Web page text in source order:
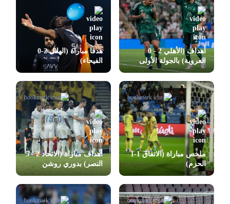
أهداف (الأهلي 2 - 0
العروبة) بالجولة الأولى
بدوري روشن
هدفا مباراة (الهلال 2-0
الفيحاء)
ملخص مباراة (الاتفاق 1-1
الحزم)
أهداف مباراة (الاتحاد 2 - 5
النصر) بدوري روشن